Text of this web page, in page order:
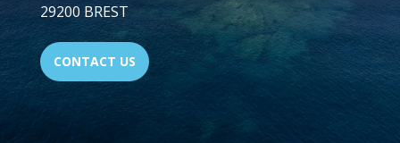
29200 BREST
CONTACT US